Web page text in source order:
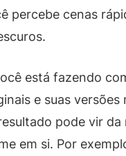
percebe cenas
está fazendo
e suas versões
pode vir da
em si. Por